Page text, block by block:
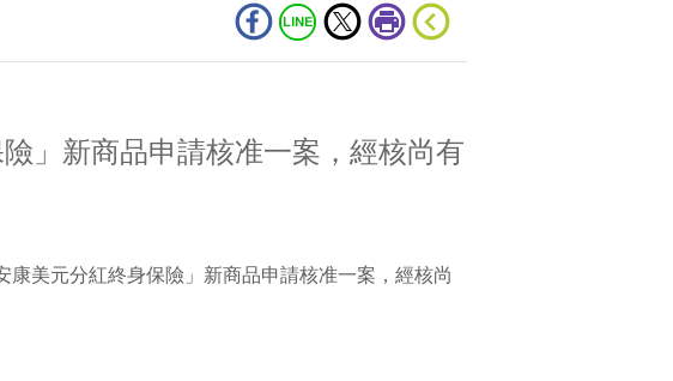
」新商品申請核准一案，經核尚有
美元分紅終身保險」新商品申請核准一案，經核尚